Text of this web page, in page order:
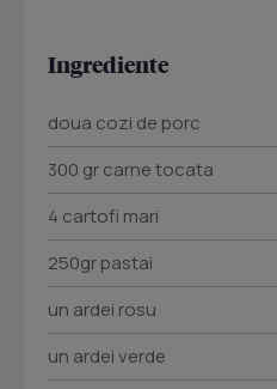
Ingrediente
doua cozi de porc
300 gr carne tocata
4 cartofi mari
250gr pastai
un ardei rosu
un ardei verde